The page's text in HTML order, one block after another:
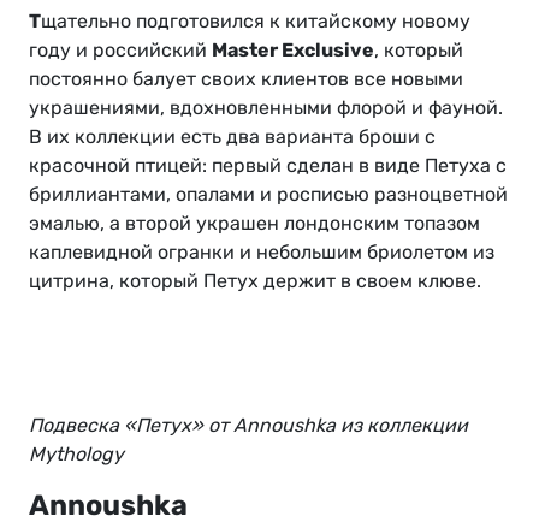
Тщательно подготовился к китайскому новому
году и российский Master Exclusive, который
постоянно балует своих клиентов все новыми
украшениями, вдохновленными флорой и фауной.
В их коллекции есть два варианта броши с
красочной птицей: первый сделан в виде Петуха с
бриллиантами, опалами и росписью разноцветной
эмалью, а второй украшен лондонским топазом
каплевидной огранки и небольшим бриолетом из
цитрина, который Петух держит в своем клюве.
Подвеска «Петух» от Annoushka из коллекции
Mythology
Annoushka